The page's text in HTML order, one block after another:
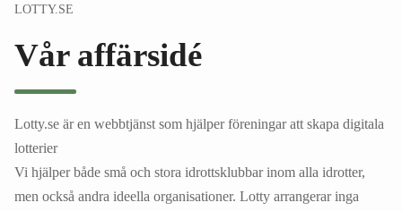
LOTTY.SE
Vår affärsidé
Lotty.se är en webbtjänst som hjälper föreningar att skapa digitala
lotterier
Vi hjälper både små och stora idrottsklubbar inom alla idrotter,
men också andra ideella organisationer. Lotty arrangerar inga